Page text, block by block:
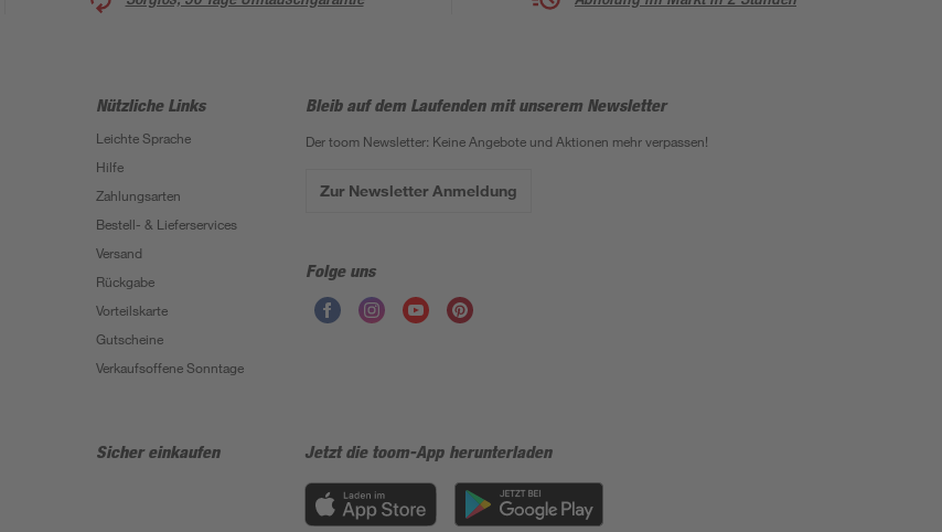
Nützliche Links
Leichte Sprache
Hilfe
Zahlungsarten
Bestell- & Lieferservices
Versand
Rückgabe
Vorteilskarte
Gutscheine
Verkaufsoffene Sonntage
Bleib auf dem Laufenden mit unserem Newsletter
Der toom Newsletter: Keine Angebote und Aktionen mehr verpassen!
Zur Newsletter Anmeldung
Folge uns
Sicher einkaufen Jetzt die toom-App herunterladen